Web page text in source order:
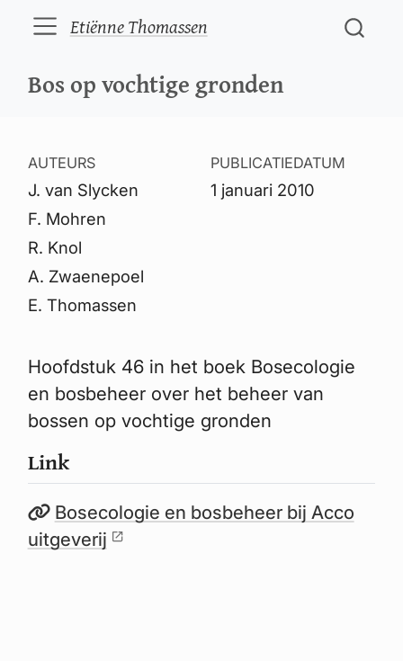
Etiënne Thomassen
Bos op vochtige gronden
AUTEURS
J. van Slycken
F. Mohren
R. Knol
A. Zwaenepoel
E. Thomassen
PUBLICATIEDATUM
1 januari 2010
Hoofdstuk 46 in het boek Bosecologie
en bosbeheer over het beheer van
bossen op vochtige gronden
Link
Bosecologie en bosbeheer bij Acco
uitgeverij